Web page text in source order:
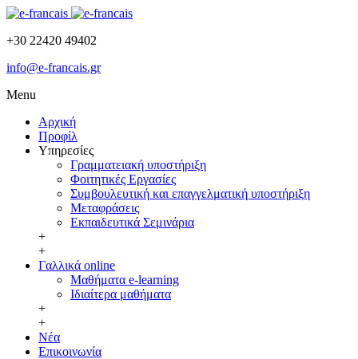
+30 22420 49402
info@e-francais.gr
Menu
Αρχική
Προφίλ
Υπηρεσίες
Γραμματειακή υποστήριξη
Φοιτητικές Εργασίες
Συμβουλευτική και επαγγελματική υποστήριξη
Μεταφράσεις
Εκπαιδευτικά Σεμινάρια
+
+
Γαλλικά online
Μαθήματα e-learning
Ιδιαίτερα μαθήματα
+
+
Νέα
Επικοινωνία